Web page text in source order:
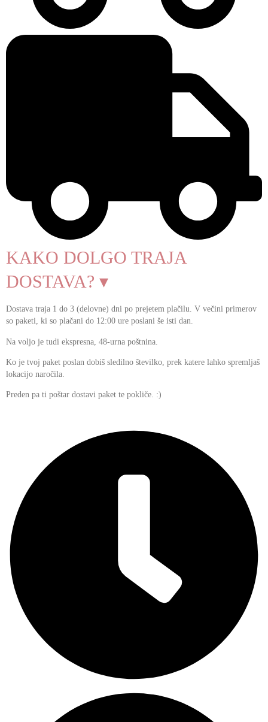
KAKO DOLGO TRAJA
DOSTAVA? ▾
Dostava traja 1 do 3 (delovne) dni po prejetem plačilu. V večini primerov
so paketi, ki so plačani do 12:00 ure poslani še isti dan.
Na voljo je tudi ekspresna, 48-urna poštnina.
Ko je tvoj paket poslan dobiš sledilno številko, prek katere lahko spremljaš
lokacijo naročila.
Preden pa ti poštar dostavi paket te pokliče. :)